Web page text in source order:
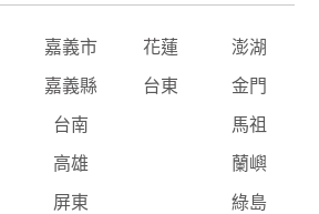
嘉義市 花蓮 澎湖
嘉義縣 台東 金門
台南 馬祖
高雄 蘭嶼
屏東 綠島